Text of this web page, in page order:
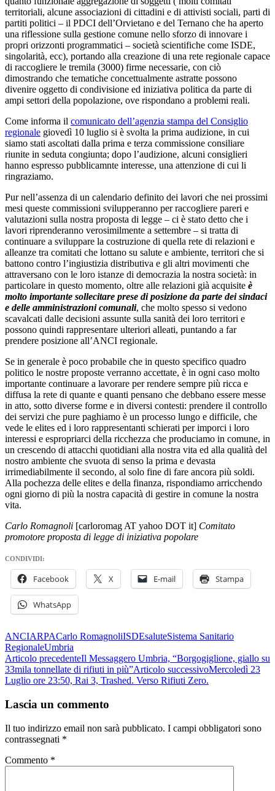
territoriali, alcune associazioni di cittadini e di attivisti sociali, parti di
partiti politici – il PDCI dell’Orvietano e del Ternano che ha aperto
una riflessione sulla gestione comune nello sforzo di innovare i
propri orizzonti programmatici – società scientifiche come ISDE,
singolarità, ecc), portando alla creazione di una rete regionale capace
di raccogliere le tremila (3000) firme necessarie, con ciò
dimostrando che tematiche concettualmente astratte possono
divenire oggetto di condivisione ed iniziativa politica da parte di
ampi settori della popolazione, ove rispondano a problemi reali.
Come informa il comunicato dell’agenzia stampa del Consiglio
regionale giovedì 10 luglio si è svolta la prima audizione, in cui
siamo stati ascoltati dalla prima e terza commissione consiliare
riunite in seduta congiunta; dopo l’audizione, alcuni consiglieri
hanno espresso pubblicamnte interesse, una attenzione di cui li
ringraziamo.
Pur nell’assenza di un calendario definito dei lavori che nei prossimi
mesi queste commissioni svilupperanno per raccogliere pareri e
valutazioni sulla nostra proposta di legge – ci è stato detto che i
lavori riprenderanno verosimilmente a settembre – si tratta di
continuare a sviluppare la costruzione di quella rete di relazioni e
alleanze tra comitati che lottano su salute e ambiente, territori che si
battono contro l’ingiustizia distributiva e gli altri movimenti che
attraversano con le loro istanze di democrazia la nostra società: in
particolare in questo momento, oltre alle relazioni già acquisite è
molto importante sollecitare prese di posizione da parte dei sindaci
e delle amministrazioni comunali, che molto spesso si vedono
scavalcati dalle decisioni assunte sulla sanità dei loro territori e
possono quindi rappresentare ulteriori alleati, puntando a far
prendere posizione all’ANCI regionale.
Se in generale è poco probabile che in questo specifico quadro
politico le nostre proposte verranno accettate, è in ogni caso molto
importante continuare a lavorare per rendere sempre più ricca e
diffusa la rete di quante e quanti pensano che debbano essere messe
in atto, sotto diverse forme e in diversi contesti: prendere il controllo
dei servizi che pure paghiamo è un processo lungo e difficile, che
vede le elites ed i loro rappresentanti schierati per imporci i loro
interessi e espropriarci della ricchezza che produciamo in comune, in
un crescendo di attacchi quotidiani alla nostra vita ed alla qualità del
nostro ambiente che svuota di senso la prima e devasta
irrimediabilmente il secondo, al solo fine di fare ancora più soldi.
Alla pochezza delle elites e della finanza, rispondiamo arricchendo
ogni giorno di più la nostra capacità di gestire in comune la nostra
vita.
Carlo Romagnoli [carloromag AT yahoo DOT it] Comitato
promotore proposta di legge di iniziativa popolare
CONDIVIDI:
Facebook X E-mail Stampa
WhatsApp
ANCIARPACarlo RomagnoliISDEsaluteSistema Sanitario
RegionaleUmbria
Navigazione
articolo
Articolo precedenteIl Messaggero Umbria, “Borgogiglione, giallo su
33mila tonnellate di rifiuti in più”Articolo successivoMercoledì 23
Luglio ore 23:50, Rai 3, Trashed. Verso Rifiuti Zero.
Lascia un commento
Il tuo indirizzo email non sarà pubblicato. I campi obbligatori sono
contrassegnati *
Commento *